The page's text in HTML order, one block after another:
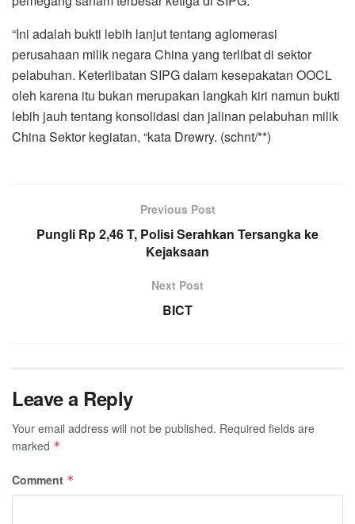
“Ini adalah bukti lebih lanjut tentang aglomerasi
perusahaan milik negara China yang terlibat di sektor
pelabuhan. Keterlibatan SIPG dalam kesepakatan OOCL
oleh karena itu bukan merupakan langkah kiri namun bukti
lebih jauh tentang konsolidasi dan jalinan pelabuhan milik
China Sektor kegiatan, “kata Drewry. (schnt/**)
Previous Post
Pungli Rp 2,46 T, Polisi Serahkan Tersangka ke
Kejaksaan
Next Post
BICT
Leave a Reply
Your email address will not be published. Required fields are
marked *
Comment *